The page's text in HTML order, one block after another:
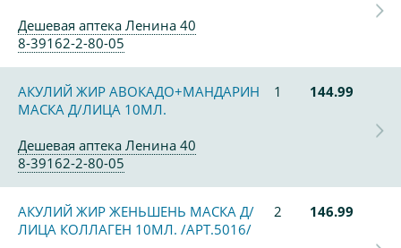
Дешевая аптека Ленина 40
8-39162-2-80-05
АКУЛИЙ ЖИР АВОКАДО+МАНДАРИН
МАСКА Д/ЛИЦА 10МЛ.
1 144.99
Дешевая аптека Ленина 40
8-39162-2-80-05
АКУЛИЙ ЖИР ЖЕНЬШЕНЬ МАСКА Д/
ЛИЦА КОЛЛАГЕН 10МЛ. /АРТ.5016/
2 146.99